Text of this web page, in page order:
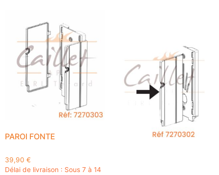
PAROI FONTE
39,90 €
Délai de livraison : Sous 7 à 14